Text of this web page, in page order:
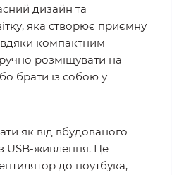
дизайн та
яка створює приємну
компактним
розміщувати на
брати із собою у
як від вбудованого
USB-живлення. Це
до ноутбука,